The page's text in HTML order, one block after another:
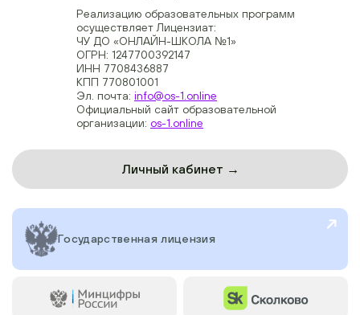
Реализацию образовательных программ
осуществляет Лицензиат:
ЧУ ДО «ОНЛАЙН-ШКОЛА №1»
ОГРН: 1247700392147
ИНН 7708436887
КПП 770801001
Эл. почта: info@os-1.online
Официальный сайт образовательной
организации: os-1.online
Личный кабинет →
Государственная лицензия